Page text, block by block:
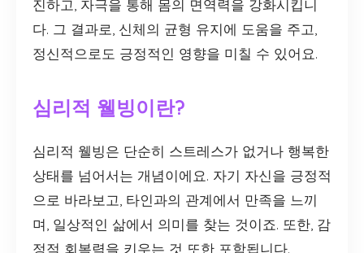
진하고, 자극을 통해 몸의 면역력을 강화시킵니
다. 그 결과로, 신체의 균형 유지에 도움을 주고,
정신적으로도 긍정적인 영향을 미칠 수 있어요.
심리적 웰빙이란?
심리적 웰빙은 단순히 스트레스가 없거나 행복한
상태를 넘어서는 개념이에요. 자기 자신을 긍정적
으로 바라보고, 타인과의 관계에서 만족을 느끼
며, 일상적인 삶에서 의미를 찾는 것이죠. 또한, 감
정적 회복력을 키우는 것 또한 포함됩니다.